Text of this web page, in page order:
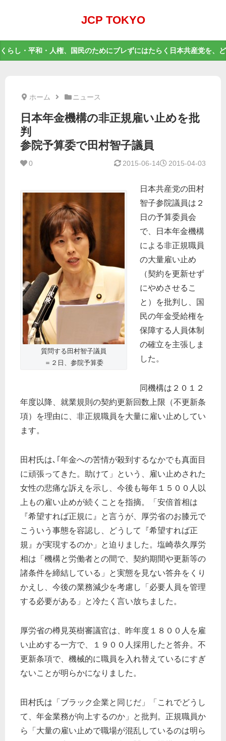
JCP TOKYO
くらし・平和・人権、国民のためにブレずにはたらく日本共産党を、
ホーム ニュース
日本年金機構の非正規雇い止めを批
判
参院予算委で田村智子議員
0 2015-04-03
2015-06-14
質問する田村智子議員
＝２日、参院予算委
日本共産党の田村
智子参院議員は２
日の予算委員会
で、日本年金機構
による非正規職員
の大量雇い止め
（契約を更新せず
にやめさせるこ
と）を批判し、国
民の年金受給権を
保障する人員体制
の確立を主張しま
した。
同機構は２０１２
年度以降、就業規則の契約更新回数上限（不更新条
項）を理由に、非正規職員を大量に雇い止めしてい
ます。
田村氏は､｢年金への苦情が殺到するなかでも真面目
に頑張ってきた。助けて」という、雇い止めされた
女性の悲痛な訴えを示し、今後も毎年１５００人以
上もの雇い止めが続くことを指摘。「安倍首相は
『希望すれば正規に』と言うが、厚労省のお膝元で
こういう事態を容認し、どうして『希望すれば正
規』が実現するのか」と迫りました。塩崎恭久厚労
相は「機構と労働者との間で、契約期間や更新等の
諸条件を締結している」と実態を見ない答弁をくり
かえし、今後の業務減少を考慮し「必要人員を管理
する必要がある」と冷たく言い放ちました。
厚労省の樽見英樹審議官は、昨年度１８００人を雇
い止めする一方で、１９００人採用したと答弁。不
更新条項で、機械的に職員を入れ替えているにすぎ
ないことが明らかになりました。
田村氏は「ブラック企業と同じだ」「これでどうし
て、年金業務が向上するのか」と批判。正規職員か
ら「大量の雇い止めで職場が混乱しているのは明ら